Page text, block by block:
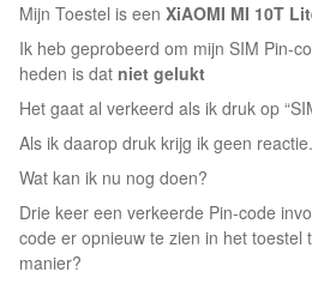
Mijn Toestel is een XiAOMI MI 10T
Ik heb geprobeerd om mijn SIM Pin-
heden is dat niet gelukt
Het gaat al verkeerd als ik druk op
Als ik daarop druk krijg ik geen reactie.
Wat kan ik nu nog doen?
Drie keer een verkeerde Pin-code
code er opnieuw te zien in het toestel
manier?